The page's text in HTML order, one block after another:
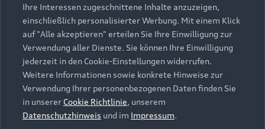
Elektromodelle
Plug-in-Hybride
Gebrauchtwagensuche
Gebrauchtwagen
Finanzierung
Aktionen & Angebote
Geschäftskunden
Saisonale Angebote
Audi Services
Garantie
Audi digital services
myAudi
Support
Kundenservice
Händlersuche
Audi Code
Über Audi
Unternehmen
Karriere
Ihre Interessen zugeschnittene Inhalte anzuzeigen,
einschließlich personalisierter Werbung. Mit einem Klick
auf "Alle akzeptieren" erteilen Sie Ihre Einwilligung zur
Verwendung aller Dienste. Sie können Ihre Einwilligung
jederzeit in den Cookie-Einstellungen widerrufen.
Weitere Informationen sowie konkrete Hinweise zur
Verwendung Ihrer personenbezogenen Daten finden Sie
in unserer Cookie Richtlinie, unserem
Datenschutzhinweis und im Impressum.